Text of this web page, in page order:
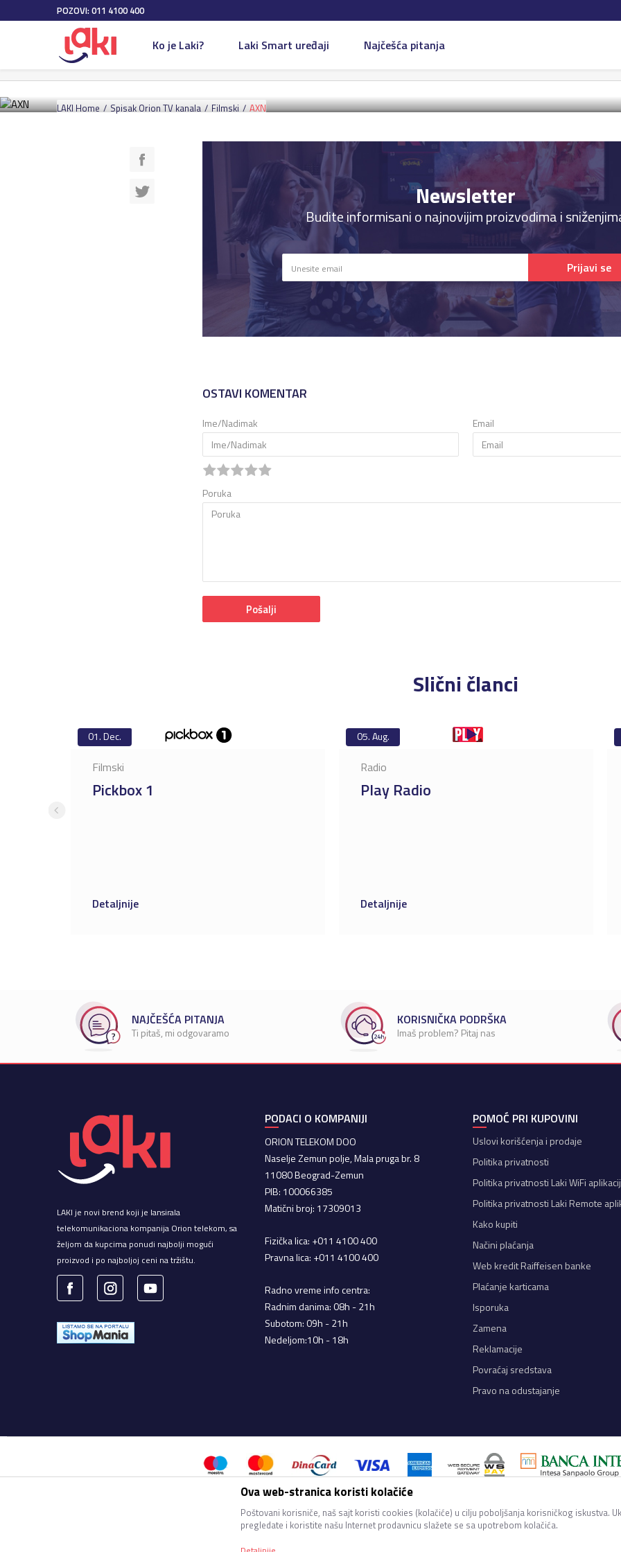
POZOVI: 011 4100 400
Ko je Laki? Laki Smart uređaji Najčešća pitanja
LAKI Home Spisak Orion TV kanala Filmski AXN
Filmski 10 Dec 2020
Newsletter
Budite informisani o najnovijim proizvodima i
Prijavi se
OSTAVI KOMENTAR
Ime/Nadimak Email
Poruka
Pošalji
Slični članci
01.Dec.
Filmski
Pickbox 1
Detaljnije
05.Aug.
Radio
Play Radio
Detaljnije
NAJČEŠĆA PITANJA
Ti pitaš, mi odgovaramo
KORISNIČKA PODRŠKA
Imaš problem? Pitaj nas
LAKI je novi brend koji je lansirala
telekomunikaciona kompanija Orion telekom, sa
željom da kupcima ponudi najbolji mogući
proizvod i po najboljoj ceni na tržištu.
PODACI O KOMPANIJI
ORION TELEKOM DOO
Naselje Zemun polje, Mala pruga br. 8
11080 Beograd-Zemun
PIB: 100066385
Matični broj: 17309013
Fizička lica: +011 4100 400
Pravna lica: +011 4100 400
Radno vreme info centra:
Radnim danima: 08h - 21h
Subotom: 09h - 21h
Nedeljom:10h - 18h
POMOĆ PRI KUPOVINI
Uslovi korišćenja i prodaje
Politika privatnosti
Politika privatnosti Laki WiFi
Politika privatnosti Laki Remote
Kako kupiti
Načini plaćanja
Web kredit Raiffeisen banke
Plaćanje karticama
Isporuka
Zamena
Reklamacije
Povraćaj sredstava
Pravo na odustajanje
Nastojimo da budemo što precizniji u opisu proizvoda, prikazu slika i samih cena, ali ne možemo garantovati
proveriti pozivom Call Centra na 011 4100 400.
Ova web-stranica koristi kolačiće
Poštovani korisniče, naš sajt koristi cookies (kolačiće) u cilju poboljšanja korisničkog iskustva.
pregledate i koristite našu Internet prodavnicu slažete se sa upotrebom kolačića.